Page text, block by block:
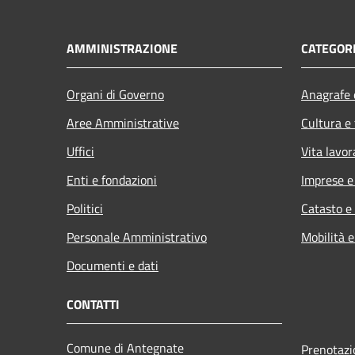
AMMINISTRAZIONE
Organi di Governo
Aree Amministrative
Uffici
Enti e fondazioni
Politici
Personale Amministrativo
Documenti e dati
Cultura
Vita
Imprese
Catasto
Mobilità
CONTATTI
Comune di Antegnate